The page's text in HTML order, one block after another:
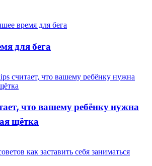
для бега
что вашему ребёнку нужна
щётка